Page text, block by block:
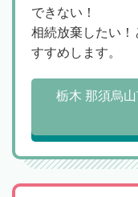
できない！
相続放棄したい
すすめします。
栃木 那須烏